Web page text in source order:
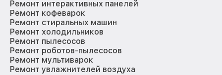
Ремонт интерактивных панелей
Ремонт кофеварок
Ремонт стиральных машин
Ремонт холодильников
Ремонт пылесосов
Ремонт роботов-пылесосов
Ремонт мультиварок
Ремонт увлажнителей воздуха